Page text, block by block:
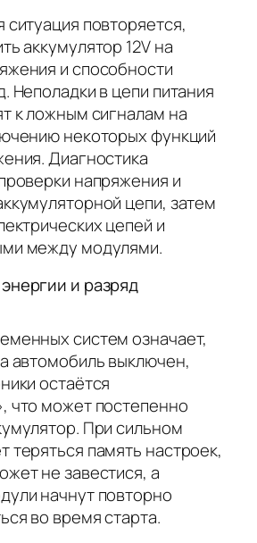
ситуация повторяется,
аккумулятор 12V на
и способности
Неполадки в цепи питания
к ложным сигналам на
некоторых функций
Диагностика
напряжения и
цепи, затем
цепей и
между модулями.
и разряд
систем означает,
автомобиль выключен,
остаётся
что может постепенно
При сильном
теряться память настроек,
не завестися, а
начнут повторно
во время старта.